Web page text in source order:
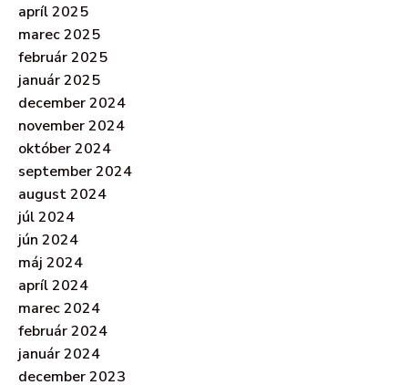
apríl 2025
marec 2025
február 2025
január 2025
december 2024
november 2024
október 2024
september 2024
august 2024
júl 2024
jún 2024
máj 2024
apríl 2024
marec 2024
február 2024
január 2024
december 2023